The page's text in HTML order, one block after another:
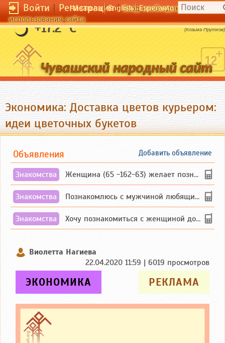
Войти|Регистрация|Вход необходим для
использования сайта
Чӑвашла English Esperanto
+17.2 °C Купи прежде картину, а после рамку!
(Козьма Прутков)
Экономика: Доставка цветов курьером:
идеи цветочных букетов
Добавить объявление
Объявления
Знакомства Женщина (65 -162-63) желает познакомиться с одиноким, добродушным, без вредных ...
Знакомства Познакомлюсь с мужчиной любящим танцевать и петь на родном чувашском языке
Знакомства Хочу познакомиться с женщиной до 55 лет чувашской или русской национальности дл...
Виолетта Нагиева
22.04.2020 11:59 | 6019 просмотров
РЕКЛАМА
ЭКОНОМИКА